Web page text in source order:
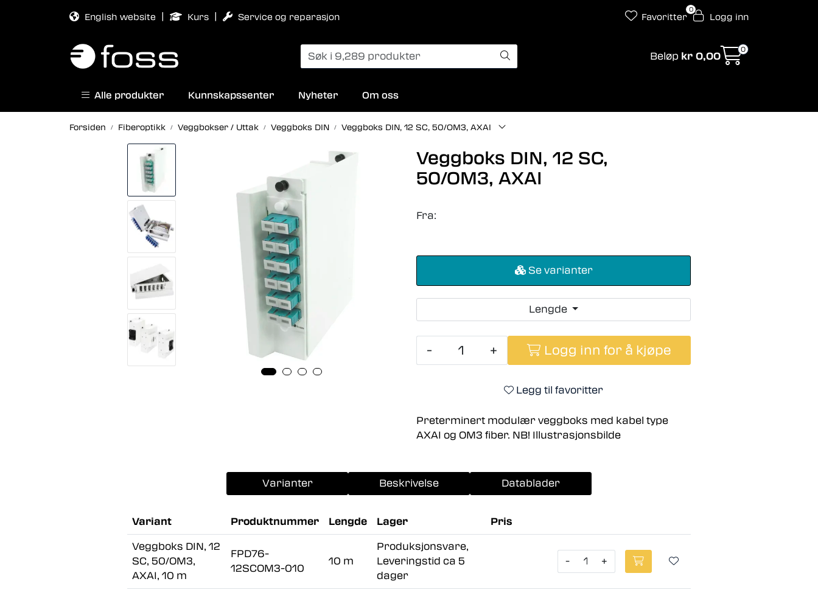
English website Kurs Service og reparasjon
0
Favoritter Logg inn
Beløp kr 0,00
0
Alle produkter Kunnskapssenter Nyheter Om oss
Forsiden Fiberoptikk Veggbokser / Uttak Veggboks DIN Veggboks DIN, 12 SC, 50/OM3, AXAI
Veggboks DIN, 12 SC,
50/OM3, AXAI
Fra:
Se varianter
Lengde
- + Logg inn for å kjøpe
Legg til favoritter
Preterminert modulær veggboks med kabel type
AXAI og OM3 fiber. NB! Illustrasjonsbilde
Varianter Beskrivelse Datablader
Variant Produktnummer Lengde Lager Pris
Veggboks DIN, 12
SC, 50/OM3,
AXAI, 10 m
FPD76-
12SCOM3-010
10 m
Produksjonsvare,
Leveringstid ca 5
dager
- +